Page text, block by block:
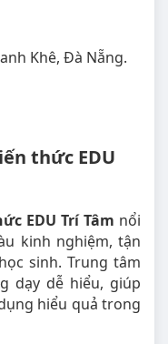
Khê, Đà Nẵng.
thức EDU
EDU Trí Tâm nổi
kinh nghiệm, tận
sinh. Trung tâm
dạy dễ hiểu, giúp
hiểu quả trong